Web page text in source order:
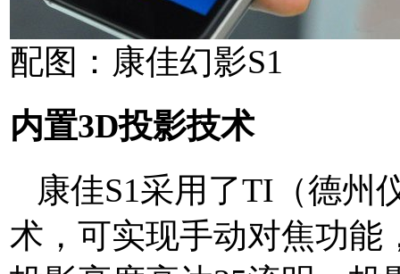
配图：康佳幻影S1
内置3D投影技术
康佳S1采用了TI（德州
术，可实现手动对焦功能